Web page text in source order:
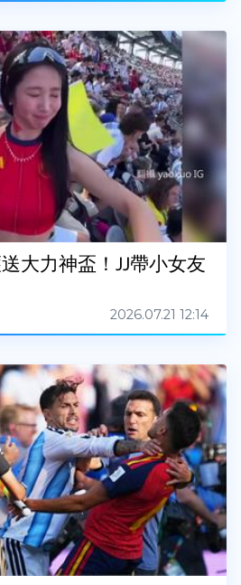
大力神盃！JJ帶小女友
2026.07.21 12:14